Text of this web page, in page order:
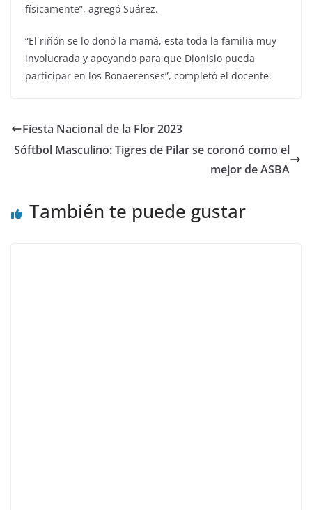
físicamente”, agregó Suárez.
“El riñón se lo donó la mamá, esta toda la familia muy
involucrada y apoyando para que Dionisio pueda
participar en los Bonaerenses”, completó el docente.
Fiesta Nacional de la Flor 2023
Sóftbol Masculino: Tigres de Pilar se coronó como el
mejor de ASBA
También te puede gustar